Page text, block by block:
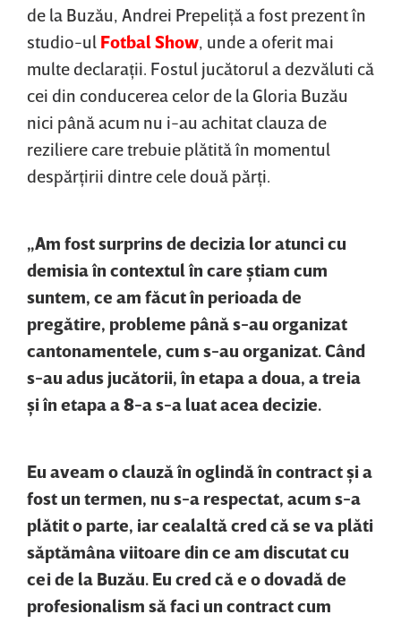
de la Buzău, Andrei Prepeliţă a fost prezent în
studio-ul Fotbal Show, unde a oferit mai
multe declaraţii. Fostul jucătorul a dezvăluti că
cei din conducerea celor de la Gloria Buzău
nici până acum nu i-au achitat clauza de
reziliere care trebuie plătită în momentul
despărţirii dintre cele două părţi.
„Am fost surprins de decizia lor atunci cu
demisia în contextul în care ştiam cum
suntem, ce am făcut în perioada de
pregătire, probleme până s-au organizat
cantonamentele, cum s-au organizat. Când
s-au adus jucătorii, în etapa a doua, a treia
şi în etapa a 8-a s-a luat acea decizie.
Eu aveam o clauză în oglindă în contract şi a
fost un termen, nu s-a respectat, acum s-a
plătit o parte, iar cealaltă cred că se va plăti
săptămâna viitoare din ce am discutat cu
cei de la Buzău. Eu cred că e o dovadă de
profesionalism să faci un contract cum